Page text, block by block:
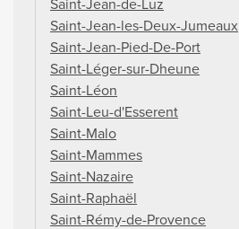
Saint-Jean-les-Deux-Jumeaux
Saint-Jean-Pied-De-Port
Saint-Léger-sur-Dheune
Saint-Léon
Saint-Leu-d'Esserent
Saint-Malo
Saint-Mammes
Saint-Nazaire
Saint-Raphaël
Saint-Rémy-de-Provence